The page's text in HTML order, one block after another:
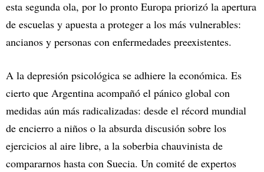
esta segunda ola, por lo pronto Europa priorizó la apertura
de escuelas y apuesta a proteger a los más vulnerables:
ancianos y personas con enfermedades preexistentes.
A la depresión psicológica se adhiere la económica. Es
cierto que Argentina acompañó el pánico global con
medidas aún más radicalizadas: desde el récord mundial
de encierro a niños o la absurda discusión sobre los
ejercicios al aire libre, a la soberbia chauvinista de
compararnos hasta con Suecia. Un comité de expertos